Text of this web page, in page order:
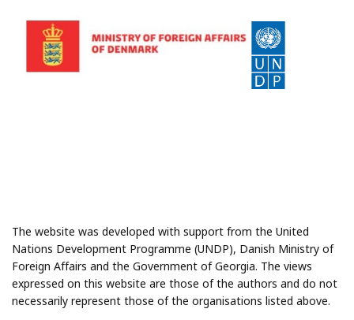
The website was developed with support from the United
Nations Development Programme (UNDP), Danish Ministry of
Foreign Affairs and the Government of Georgia. The views
expressed on this website are those of the authors and do not
necessarily represent those of the organisations listed above.